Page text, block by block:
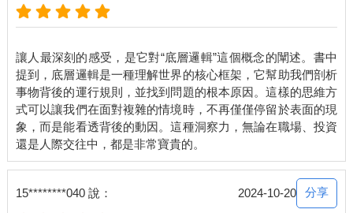
所以我們說：
底層邏輯+環境變數=方法論
如果只教給你各行各業的「乾貨」（方法論），那只是「授人以
魚」，一旦環境出現任何變化，「乾貨」就不再適用。
但如果教給你的是底層邏輯，那就是「授人以漁」，你可以通過
不變的底層邏輯，推演出順應時勢的方法論。
所以，只有掌握了底層邏輯，只有探尋到萬變中的不變，才能動
態地、持續地看清事物的本質。
在這本書中，我把在《5分鐘商學院》中講述的底層邏輯的內容進
讓人最深刻的感受，是它對“底層邏輯”這個概念的闡述。書中
提到，底層邏輯是一種理解世界的核心框架，它幫助我們剖析
事物背後的運行規則，並找到問題的根本原因。這樣的思維方
式可以讓我們在面對複雜的情境時，不再僅僅停留於表面的現
象，而是能看透背後的動因。這種洞察力，無論在職場、投資
15********040 說： 2024-10-20 分享